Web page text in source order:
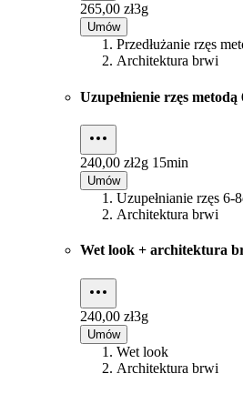
265,00 zł3g
Umów
Przedłużanie rzęs
Architektura brwi
Uzupełnienie rzęs
240,00 zł2g 15min
Umów
Uzupełnianie rzęs 6-
Architektura brwi
Wet look + architektura
240,00 zł3g
Umów
Wet look
Architektura brwi